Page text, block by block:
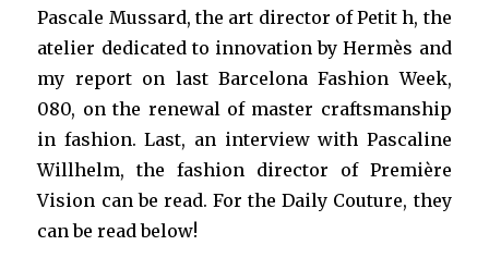
Pascale Mussard, the art director of Petit h, the
atelier dedicated to innovation by Hermès and
my report on last Barcelona Fashion Week,
080, on the renewal of master craftsmanship
in fashion. Last, an interview with Pascaline
Willhelm, the fashion director of Première
Vision can be read. For the Daily Couture, they
can be read below!